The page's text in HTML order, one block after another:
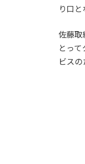
り口と
佐藤取
とっ
ビス